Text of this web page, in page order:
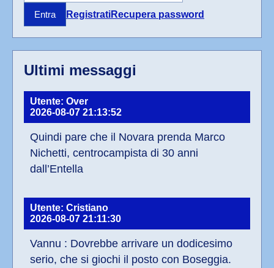
Entra RegistratiRecupera password
Ultimi messaggi
Utente: Over
2026-08-07 21:13:52
Quindi pare che il Novara prenda Marco
Nichetti, centrocampista di 30 anni
dall’Entella
Utente: Cristiano
2026-08-07 21:11:30
Vannu : Dovrebbe arrivare un dodicesimo
serio, che si giochi il posto con Boseggia.